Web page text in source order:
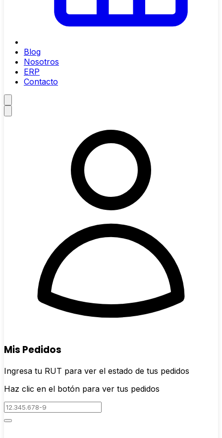
Blog
Nosotros
ERP
Contacto
Mis Pedidos
Ingresa tu RUT para ver el estado de tus pedidos
Haz clic en el botón para ver tus pedidos